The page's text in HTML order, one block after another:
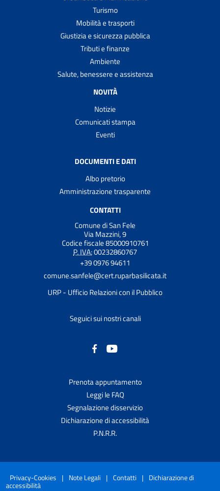
Turismo
Mobilità e trasporti
Giustizia e sicurezza pubblica
Tributi e finanze
Ambiente
Salute, benessere e assistenza
NOVITÀ
Notizie
Comunicati stampa
Eventi
DOCUMENTI E DATI
Albo pretorio
Amministrazione trasparente
CONTATTI
Comune di San Fele
Via Mazzini, 9
Codice fiscale 85000910761
P. IVA:00232860767
+39 0976 94611
comune.sanfele@cert.ruparbasilicata.it
URP - Ufficio Relazioni con il Pubblico
Seguici sui nostri canali
Prenota appuntamento
Leggi le FAQ
Segnalazione disservizio
Dichiarazione di accessibilità
P.N.R.R.
Privacy-Cookies | Note Legali | Contatti | Dichiarazione di
accessibilità